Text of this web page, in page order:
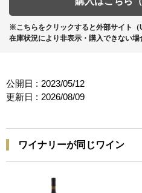
※こちらをクリックすると外部サイト（
在庫状況により非表示・購入できない場
公開日 : 2023/05/12
更新日 : 2026/08/09
ワイナリーが同じワイン